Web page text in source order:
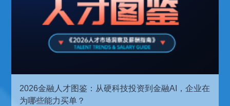
2026金融人才图鉴：从硬科技投资到金融AI，企业在
为哪些能力买单？